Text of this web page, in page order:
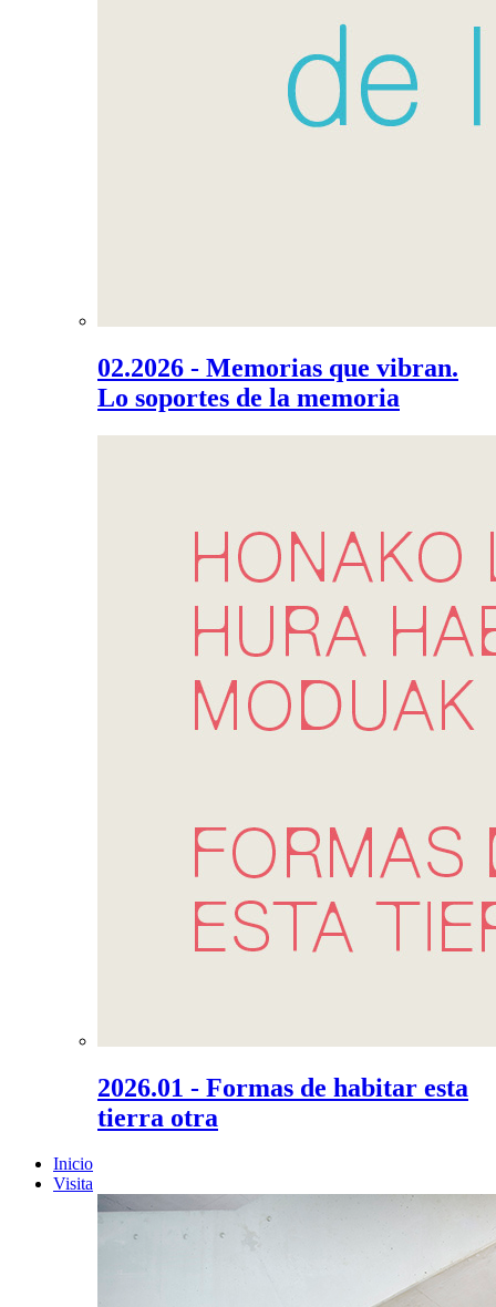
02.2026 - Memorias que vibran.
Lo soportes de la memoria
2026.01 - Formas de habitar esta
tierra otra
Inicio
Visita